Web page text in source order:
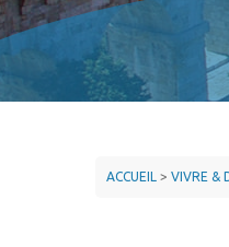
ACCUEIL > VIVRE &